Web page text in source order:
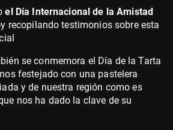
el Día Internacional de la Amistad
recopilando testimonios sobre esta
se conmemora el Día de la Tarta
festejado con una pastelera
y de nuestra región como es
nos ha dado la clave de su